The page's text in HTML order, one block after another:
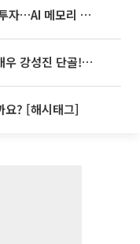
SK하이닉스, 용인·청주에 54조 투자…AI 메모리 생산기지 키운다
'2TV 생생정보' 오늘방송맛집- 배우 강성진 단골! 쌀국수ㆍ푸팟퐁 커리 맛집 '블○○○'
요? [해시태그]